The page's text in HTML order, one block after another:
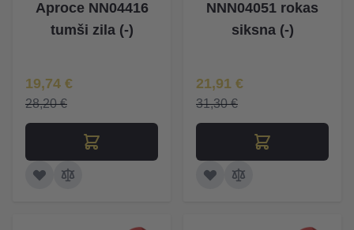
Aproce NN04416
tumši zila (-)
Īpaša Cena
19,74 €
28,20 €
NNN04051 rokas
siksna (-)
Īpaša Cena
21,91 €
31,30 €